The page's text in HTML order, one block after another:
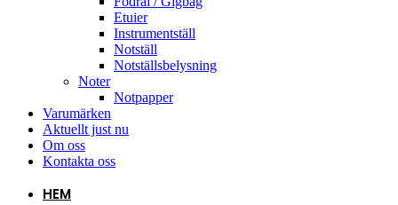
Etuier
Instrumentställ
Notställ
Notställsbelysning
Noter
Notpapper
Varumärken
Aktuellt just nu
Om oss
Kontakta oss
HEM